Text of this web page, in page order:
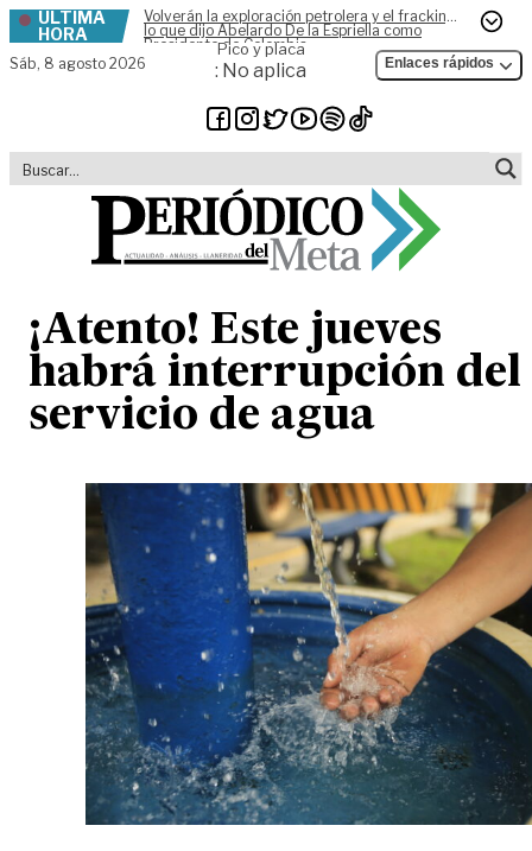
Skip to content
ÚLTIMA
HORA
Volverán la exploración petrolera y el fracking,
lo que dijo Abelardo De la Espriella como
Presidente de Colombia
Sáb, 8 agosto 2026
Pico y placa
: No aplica Enlaces rápidos
¡Atento! Este jueves
habrá interrupción del
servicio de agua